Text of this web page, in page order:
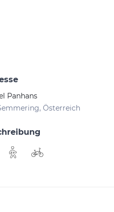
Panhans
Österreich